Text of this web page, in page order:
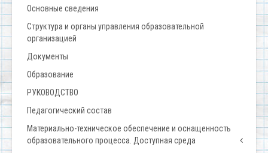
Основные сведения
Структура и органы управления образовательной
организацией
Документы
Образование
РУКОВОДСТВО
Педагогический состав
Материально-техническое обеспечение и оснащенность
образовательного процесса. Доступная среда